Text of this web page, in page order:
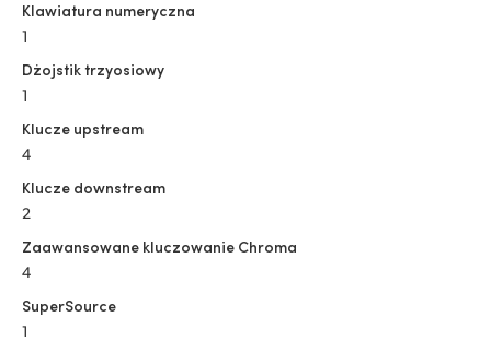
Klawiatura numeryczna
1
Dżojstik trzyosiowy
1
Klucze upstream
4
Klucze downstream
2
Zaawansowane kluczowanie Chroma
4
SuperSource
1